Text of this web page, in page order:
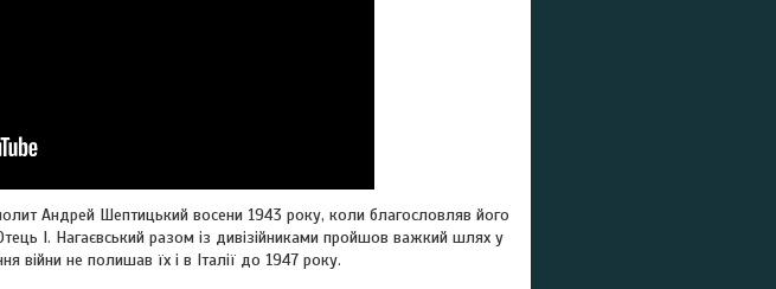
Андрей Шептицький восени 1943 року, коли благословляв його
І. Нагаєвський разом із дивізійниками пройшов важкий шлях у
війни не полишав їх і в Італії до 1947 року.